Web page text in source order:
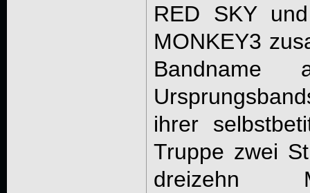
RED SKY
MONKEY3
Bandname
ihrer
Truppe zwei
dreizehn